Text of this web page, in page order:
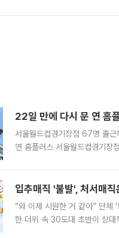
22일 만에 다시 문 연 홈
서울월드컵경기장점 67명 출
연 홈플러스 서울월드컵경기장
입추매직 '불발', 처서매
“와 이제 시원한 거 같아” 단체
한 더위 속 30도대 초반이 상대